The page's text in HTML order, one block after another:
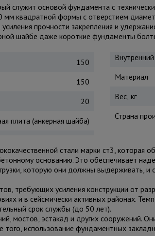
служит основой фундамента с
мм квадратной формы с отверстием
прочности закрепления и
шайбе даже короткие фундаменты
150
150
20
плита (анкерная шайба)
Материал
Вес, кг
Страна
стали марки ст3, которая
основанию. Это обеспечивает
которую они должны выдерживать,
требующих усиления конструкции от
и в сейсмически активных районах.
срок службы (до 50 лет).
мостов, эстакад и других сооружений.
того, использование фундаментных